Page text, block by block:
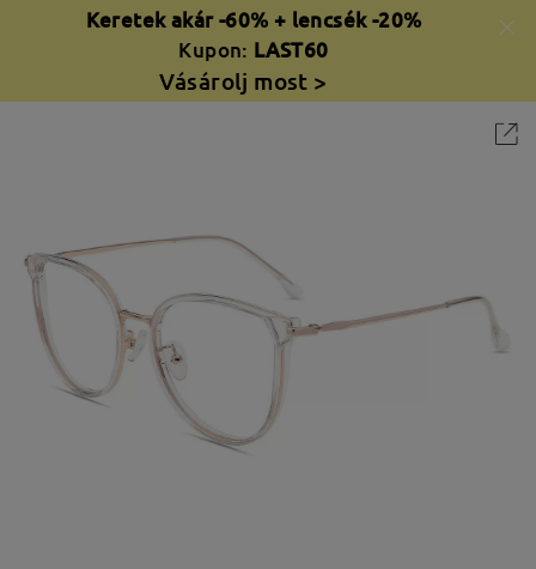
Keretek akár -60% + lencsék -20%
Kupon: LAST60
Vásárolj most >